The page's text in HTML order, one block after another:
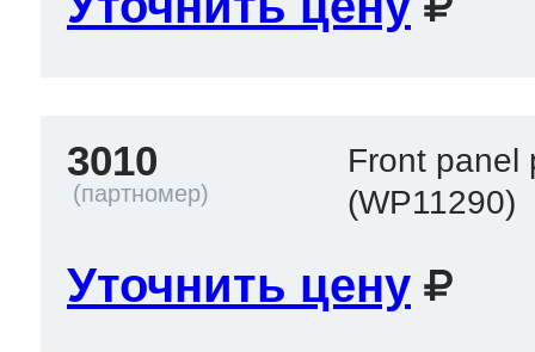
3010
Front panel
(WP11290)
Уточнить цену